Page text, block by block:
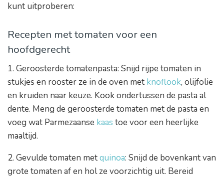
kunt uitproberen:
Recepten met tomaten voor een
hoofdgerecht
1. Geroosterde tomatenpasta: Snijd rijpe tomaten in
stukjes en rooster ze in de oven met knoflook, olijfolie
en kruiden naar keuze. Kook ondertussen de pasta al
dente. Meng de geroosterde tomaten met de pasta en
voeg wat Parmezaanse kaas toe voor een heerlijke
maaltijd.
2. Gevulde tomaten metquinoa: Snijd de bovenkant van
grote tomaten af en hol ze voorzichtig uit. Bereid